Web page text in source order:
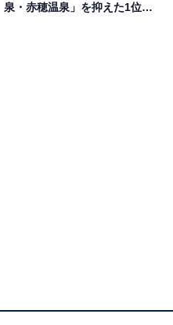
声が集まりました。
泉・赤穂温泉」を抑えた1位